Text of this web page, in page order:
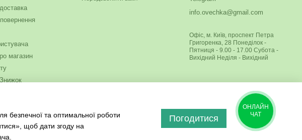
магазин
info.ovechka@gmail.com
Офіс, м. Київ, проспект Петра
Григоренка, 28 Понеділок -
Пятниця - 9.00 - 17.00 Субота -
Вихідний Неділя - Вихідний
безпечної та оптимальної роботи
щоб дати згоду на
Погодитися
ОНЛАЙН
ЧАТ